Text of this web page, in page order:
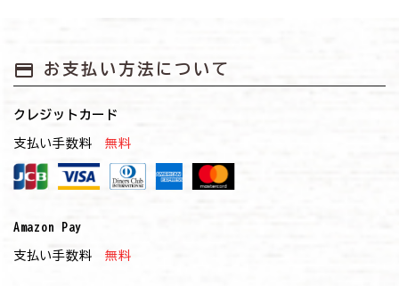
payment お支払い方法について
クレジットカード
支払い手数料 無料
Amazon Pay
支払い手数料 無料